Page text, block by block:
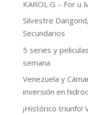
KAROL G – For u
Silvestre
Secundarios
5 series y
semana
Venezuela y
inversión en
¡Histórico triunfo!